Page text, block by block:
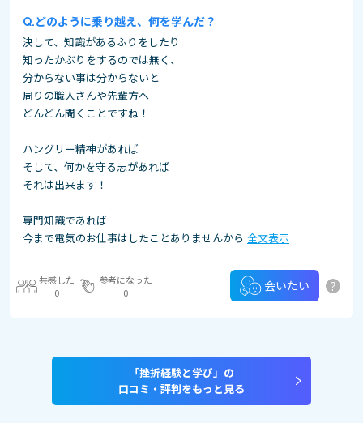
どのように乗り越え、何を学んだ？
決して、知識があるふりをしたり
知ったかぶりをするのでは無く、
分からない事は分からないと
周りの職人さんや先輩方へ
どんどん聞くことですね！
ハングリー精神があれば
そして、何かを守る志があれば
それは出来ます！
専門知識であれば
今まで電気のお仕事はしたことありませんから 全文表示
共感した
0
参考になった
0
会いたい ?
「挫折経験と学び」の
口コミ・評判をもっと見る